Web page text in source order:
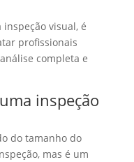
visual, é
profissionais
completa e
inspeção
do tamanho do
mas é um